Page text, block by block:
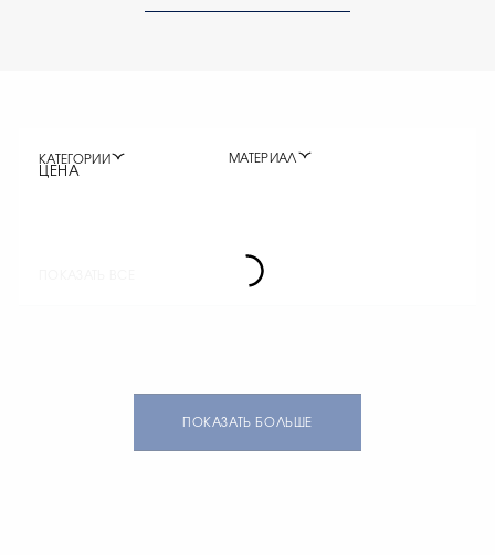
КАТЕГОРИИ МАТЕРИАЛ
ЦЕНА
ПОКАЗАТЬ БОЛЬШЕ